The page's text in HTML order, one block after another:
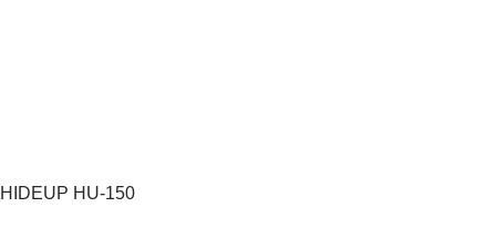
HIDEUP HU-150